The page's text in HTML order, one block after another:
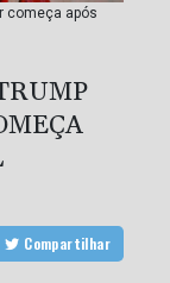
começa após
Compartilhar